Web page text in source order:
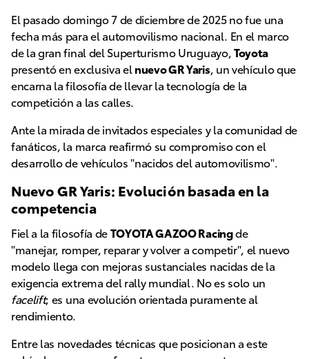
El pasado domingo 7 de diciembre de 2025 no fue una
fecha más para el automovilismo nacional. En el marco
de la gran final del Superturismo Uruguayo,Toyota
presentó en exclusiva elnuevo GR Yaris, un vehículo que
encarna la filosofía de llevar la tecnología de la
competición a las calles.
Ante la mirada de invitados especiales y la comunidad de
fanáticos, la marca reafirmó su compromiso con el
desarrollo de vehículos "nacidos del automovilismo".
Nuevo GR Yaris: Evolución basada en la
competencia
Fiel a la filosofía deTOYOTA GAZOO Racingde
"manejar, romper, reparar y volver a competir", el nuevo
modelo llega con mejoras sustanciales nacidas de la
exigencia extrema del rally mundial. No es solo un
facelift; es una evolución orientada puramente al
rendimiento.
Entre las novedades técnicas que posicionan a este